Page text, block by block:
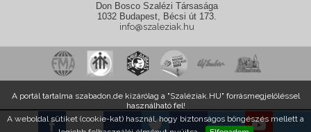
A weboldal sütiket (cookie-kat) használ, hogy biztonságos böngészés mellett a
Don Bosco Szalézi Társasága
1032 Budapest, Bécsi út 173.
info@szaleziak.hu
A portál tartalma szabadon,de kizárólag a "Szaléziak.HU" forrásmegjelöléssel
használható fel!